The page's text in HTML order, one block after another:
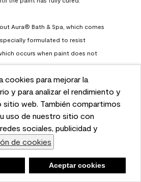
to enhance user experience
and traffic on our website.
about your use of our site
advertising, and analytics
Accept Cookies
cookies para mejorar la
y para analizar el rendimiento y
web. También compartimos
uso de nuestro sitio con
sociales, publicidad y
de cookies
Aceptar cookies
Aura® Bath & Spa, which comes
formulated to resist
occurs when paint does not
cure before being exposed to
more, feel free to check it out here:
en-us/interior-exterior-
catalog/abs/aura-bath-and-spa-